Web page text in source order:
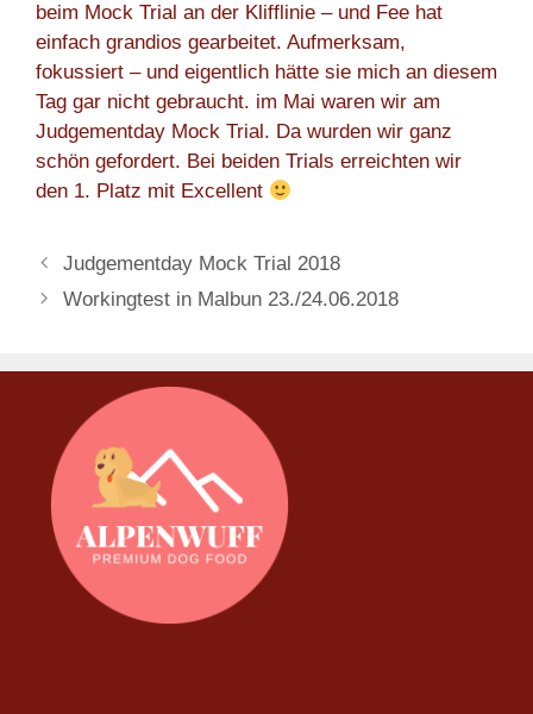
beim Mock Trial an der Klifflinie – und Fee hat
einfach grandios gearbeitet. Aufmerksam,
fokussiert – und eigentlich hätte sie mich an diesem
Tag gar nicht gebraucht. im Mai waren wir am
Judgementday Mock Trial. Da wurden wir ganz
schön gefordert. Bei beiden Trials erreichten wir
den 1. Platz mit Excellent
Judgementday Mock Trial 2018
Workingtest in Malbun 23./24.06.2018